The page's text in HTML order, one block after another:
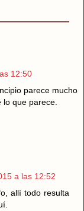
12:50
parece mucho
lo que parece.
a las 12:52
allí todo resulta